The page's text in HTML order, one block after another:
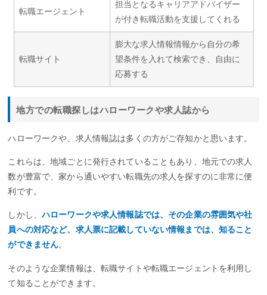
転職エージェント
担当となるキャリアアドバイザー
が付き転職活動を支援してくれる
転職サイト
膨大な求人情報情報から自分の希
望条件を入れて検索でき、自由に
応募する
地方での転職探しはハローワークや求人誌から
ハローワークや、求人情報誌は多くの方がご存知かと思います。
これらは、地域ごとに発行されていることもあり、地元での求人
数が豊富で、家から通いやすい転職先の求人を探すのに非常に便
利です。
しかし、ハローワークや求人情報誌では、その企業の雰囲気や社
員への対応など、求人票に記載していない情報までは、知ること
ができません。
そのような企業情報は、転職サイトや転職エージェントを利用し
て知ることができます。